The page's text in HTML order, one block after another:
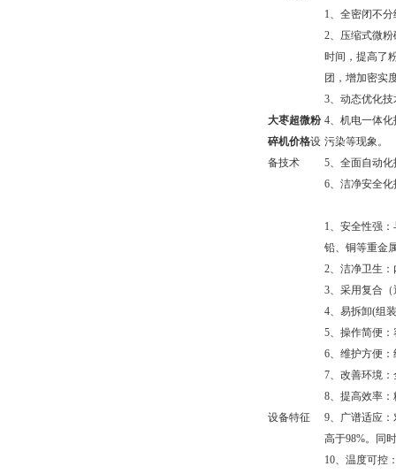
大枣超微粉
碎机价格设
备技术
1、全密闭不
2、压缩式微
时间，提高了
团，增加密实
3、动态优化
4、机电一体
污染等现象。
5、全面自动
6、洁净安全
设备特征
1、安全性强
铅、铜等重金
2、洁净卫生
3、采用复合
4、易拆卸(组
5、操作简便
6、维护方便
7、改善环境
8、提高效率
9、广谱适应
高于98%。同
10、温度可控